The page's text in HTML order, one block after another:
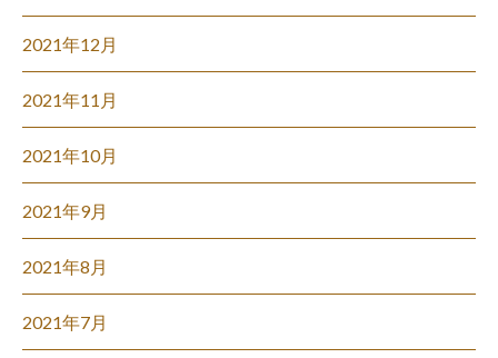
2021年12月
2021年11月
2021年10月
2021年9月
2021年8月
2021年7月